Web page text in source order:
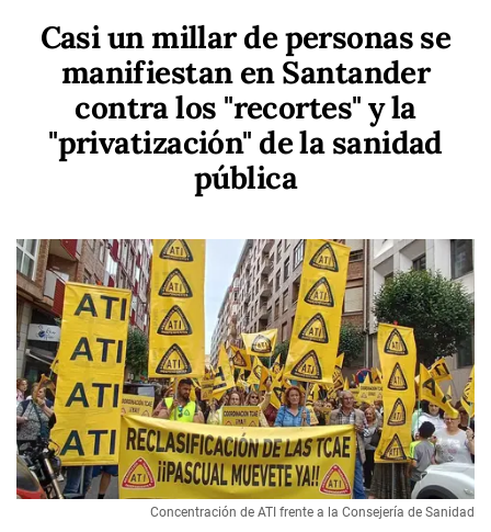
Casi un millar de personas se
manifiestan en Santander
contra los "recortes" y la
"privatización" de la sanidad
pública
Concentración de ATI frente a la Consejería de Sanidad